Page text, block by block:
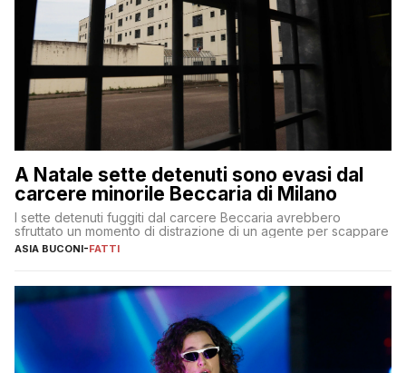
A Natale sette detenuti sono evasi dal
carcere minorile Beccaria di Milano
I sette detenuti fuggiti dal carcere Beccaria avrebbero
sfruttato un momento di distrazione di un agente per scappare
ASIA BUCONI-FATTI